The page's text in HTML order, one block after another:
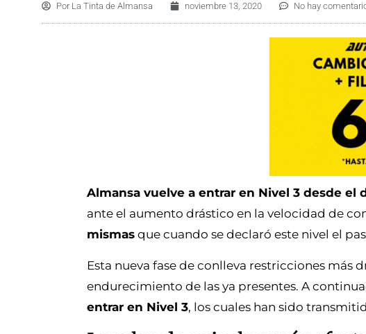
Por La Tinta de Almansa noviembre 13, 2020 No hay
Almansa vuelve a entrar en Nivel 3 desde el
ante el aumento drástico en la velocidad de
mismas que cuando se declaró este nivel el
Esta nueva fase de conlleva restricciones más
endurecimiento de las ya presentes. A
entrar en Nivel 3, los cuales han sido